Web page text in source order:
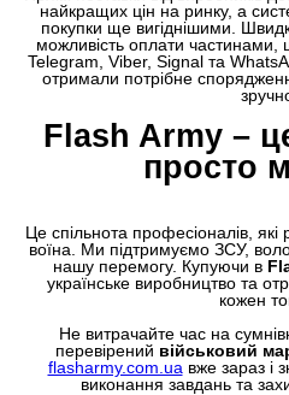
найкращих цін на ринку, а
покупки ще вигіднішими.
можливість оплати частинами,
Telegram, Viber, Signal та
отримали потрібне
Flash Army –
просто
Це спільнота професіоналів,
воїна. Ми підтримуємо ЗСУ,
нашу перемогу. Купуючи в
українське виробництво та
кожен
Не витрачайте час на
перевірений військовий
flasharmy.com.ua вже зараз і
виконання завдань та